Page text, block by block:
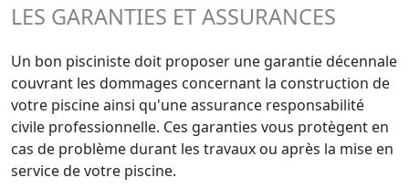
LES GARANTIES ET ASSURANCES
Un bon pisciniste doit proposer une garantie décennale
couvrant les dommages concernant la construction de
votre piscine ainsi qu'une assurance responsabilité
civile professionnelle. Ces garanties vous protègent en
cas de problème durant les travaux ou après la mise en
service de votre piscine.